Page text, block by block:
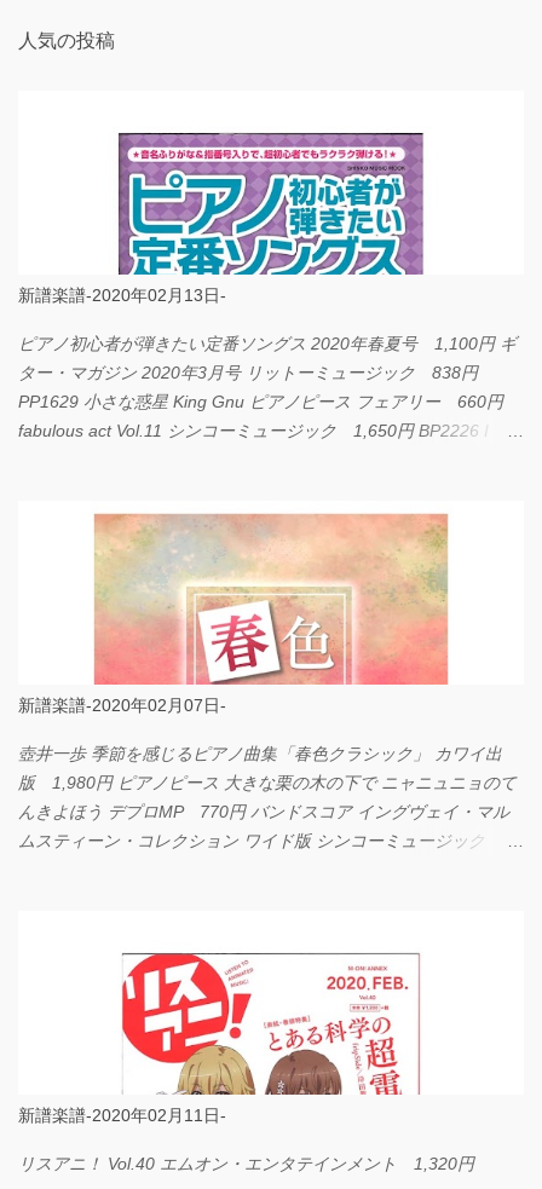
人気の投稿
新譜楽譜-2020年02月13日-
ピアノ初心者が弾きたい定番ソングス 2020年春夏号 1,100円 ギ
ター・マガジン 2020年3月号 リットーミュージック 838円
PP1629 小さな惑星 King Gnu ピアノピース フェアリー 660円
fabulous act Vol.11 シンコーミュージック 1,650円 BP2226 I
新譜楽譜-2020年02月07日-
壺井一歩 季節を感じるピアノ曲集「春色クラシック」 カワイ出
版 1,980円 ピアノピース 大きな栗の木の下で ニャニュニョのて
んきよほう デプロMP 770円 バンドスコア イングヴェイ・マル
ムスティーン・コレクション ワイド版 シンコーミュージック
新譜楽譜-2020年02月11日-
リスアニ！ Vol.40 エムオン・エンタテインメント 1,320円